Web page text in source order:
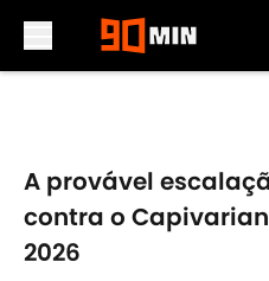
A provável
contra o
2026